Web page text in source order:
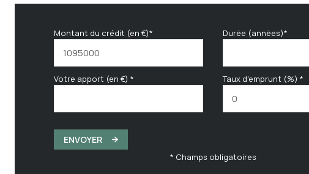
Montant du crédit (en €)* Durée (années)*
Votre apport (en €) * Taux d'emprunt (%) *
ENVOYER
* Champs obligatoires